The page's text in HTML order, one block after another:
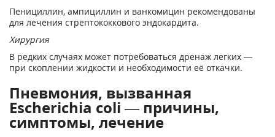
Пенициллин, ампициллин и ванкомицин рекомендованы
для лечения стрептококкового эндокардита.
Хирургия
В редких случаях может потребоваться дренаж легких —
при скоплении жидкости и необходимости её откачки.
Пневмония, вызванная
Escherichia coli — причины,
симптомы, лечение